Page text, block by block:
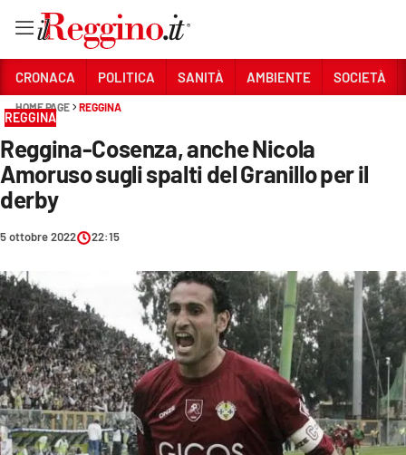
Sezioni
CRONACA
POLITICA
SANITÀ
AMBIENTE
SOCIETÀ
CULTURA
ECONOMIA E LAVORO
EVENTI
CRONACA POLITICA SANITÀ AMBIENTE SOCIETÀ
HOME PAGE REGGINA
REGGINA
Reggina-Cosenza, anche Nicola
Amoruso sugli spalti del Granillo per il
derby
5 ottobre 2022 22:15